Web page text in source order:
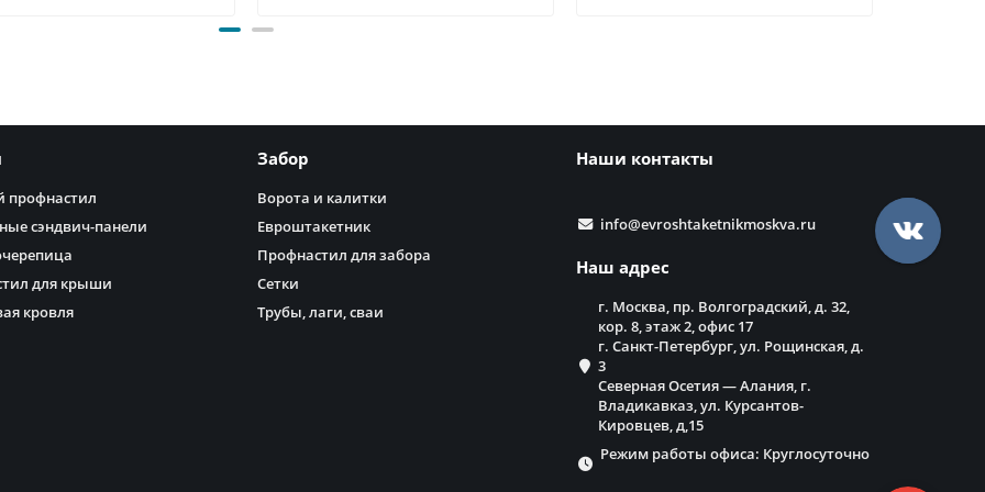
профнастил
сэндвич-панели
для крыши
кровля
Забор
Ворота и калитки
Евроштакетник
Профнастил для забора
Сетки
Трубы, лаги, сваи
Наши контакты
info@evroshtaketnikmoskva.ru
Наш адрес
г. Москва, пр. Волгоградский, д. 32,
кор. 8, этаж 2, офис 17
г. Санкт-Петербург, ул. Рощинская, д.
3
Северная Осетия — Алания, г.
Владикавказ, ул. Курсантов-
Кировцев, д,15
Режим работы офиса: Круглосуточно